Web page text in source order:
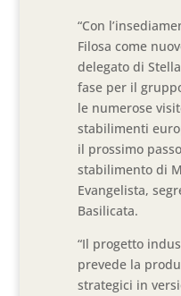
“Con
Filosa come
delegato di
fase per il
le numerose
stabilimenti
il prossimo
stabilimento di
Evangelista,
Basilicata.
“Il progetto
prevede la
strategici in